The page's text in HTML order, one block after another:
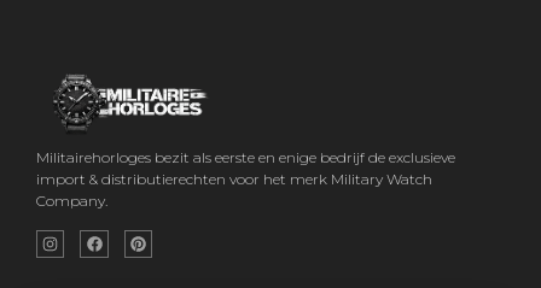
Militairehorloges bezit als eerste en enige bedrijf de exclusieve
import & distributierechten voor het merk Military Watch
Company.